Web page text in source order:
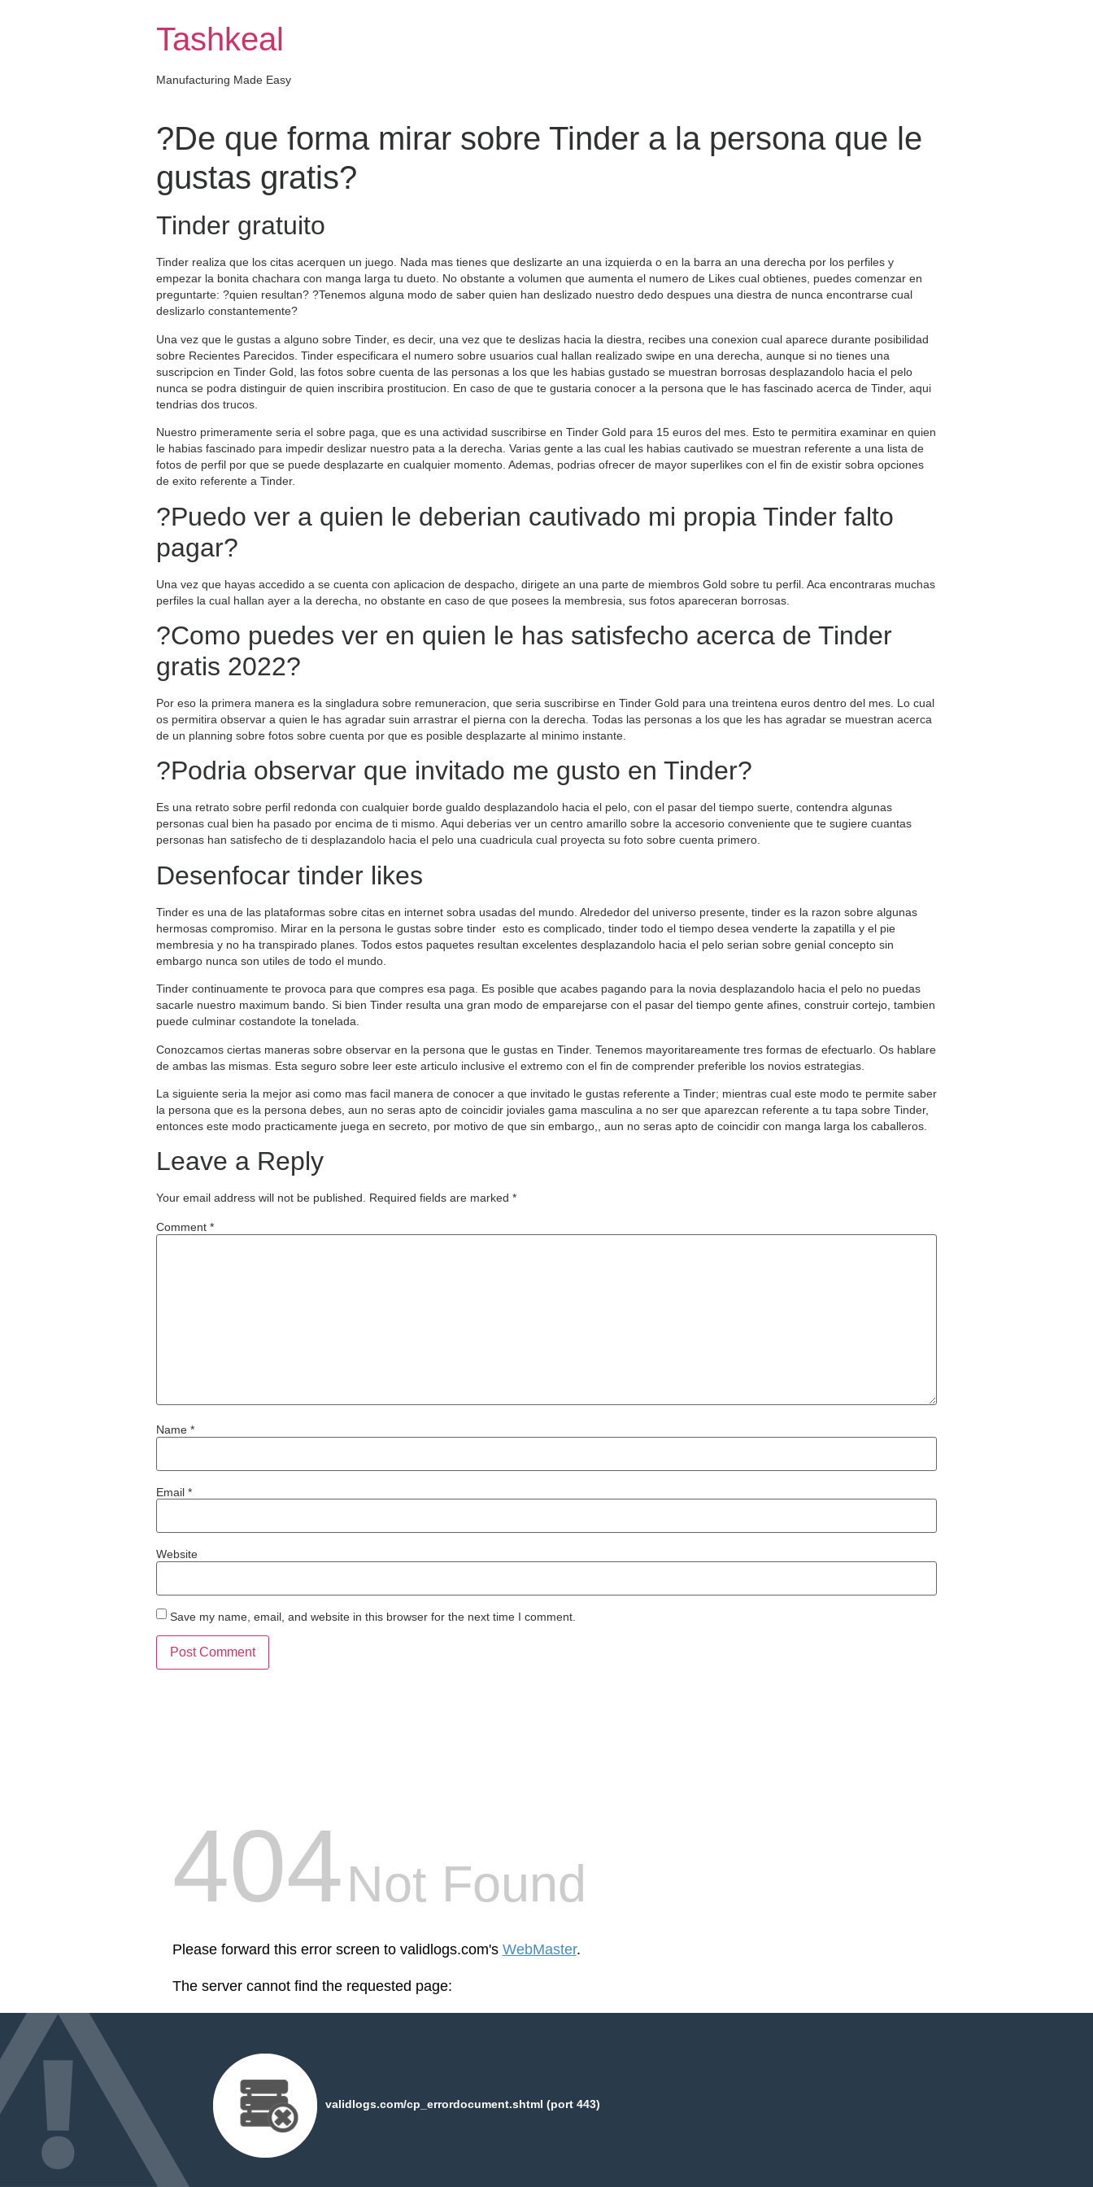
Tashkeal
Manufacturing Made Easy
?De que forma mirar sobre Tinder a la persona que le
gustas gratis?
Tinder gratuito
Tinder realiza que los citas acerquen un juego. Nada mas tienes que deslizarte an una izquierda o en la barra an una derecha por los perfiles y
empezar la bonita chachara con manga larga tu dueto. No obstante a volumen que aumenta el numero de Likes cual obtienes, puedes comenzar en
preguntarte: ?quien resultan? ?Tenemos alguna modo de saber quien han deslizado nuestro dedo despues una diestra de nunca encontrarse cual
deslizarlo constantemente?
Una vez que le gustas a alguno sobre Tinder, es decir, una vez que te deslizas hacia la diestra, recibes una conexion cual aparece durante posibilidad
sobre Recientes Parecidos. Tinder especificara el numero sobre usuarios cual hallan realizado swipe en una derecha, aunque si no tienes una
suscripcion en Tinder Gold, las fotos sobre cuenta de las personas a los que les habias gustado se muestran borrosas desplazandolo hacia el pelo
nunca se podra distinguir de quien inscribira prostitucion.
En caso de que te gustaria conocer a la persona que le has fascinado acerca de Tinder, aqui
tendri­as dos trucos.
Nuestro primeramente seri­a el sobre paga, que es una actividad suscribirse en Tinder Gold para 15 euros del mes. Esto te permitira examinar en quien
le habias fascinado para impedir deslizar nuestro pata a la derecha. Varias gente a las cual les habias cautivado se muestran referente a una lista de
fotos de perfil por que se puede desplazarte en cualquier momento. Ademas, podrias ofrecer de mayor superlikes con el fin de existir sobra opciones
de exito referente a Tinder.
?Puedo ver a quien le deberian cautivado mi propia Tinder falto
pagar?
Una vez que hayas accedido a se cuenta con aplicacion de despacho, dirigete an una parte de miembros Gold sobre tu perfil. Aca encontraras muchas
perfiles la cual hallan ayer a la derecha, no obstante en caso de que posees la membresia, sus fotos apareceran borrosas.
?Como puedes ver en quien le has satisfecho acerca de Tinder
gratis 2022?
Por eso la primera manera es la singladura sobre remuneracion, que seri­a suscribirse en Tinder Gold para una treintena euros dentro del mes. Lo cual
os permitira observar a quien le has agradar suin arrastrar el pierna con la derecha. Todas las personas a los que les has agradar se muestran acerca
de un planning sobre fotos sobre cuenta por que es posible desplazarte al mi­nimo instante.
?Podria observar que invitado me gusto en Tinder?
Es una retrato sobre perfil redonda con cualquier borde gualdo desplazandolo hacia el pelo, con el pasar del tiempo suerte, contendra algunas
personas cual bien ha pasado por encima de ti mismo. Aqui deberias ver un centro amarillo sobre la accesorio conveniente que te sugiere cuantas
personas han satisfecho de ti desplazandolo hacia el pelo una cuadricula cual proyecta su foto sobre cuenta primero.
Desenfocar tinder likes
Tinder es una de las plataformas sobre citas en internet sobra usadas del mundo. Alrededor del universo presente, tinder es la razon sobre algunas
hermosas compromiso. Mirar en la persona le gustas sobre tinder esto es complicado, tinder todo el tiempo desea venderte la zapatilla y el pie
membresia y no ha transpirado planes. Todos estos paquetes resultan excelentes desplazandolo hacia el pelo serian sobre genial concepto sin
embargo nunca son utiles de todo el mundo.
Tinder continuamente te provoca para que compres esa paga. Es posible que acabes pagando para la novia desplazandolo hacia el pelo no puedas
sacarle nuestro maximum bando. Si bien Tinder resulta una gran modo de emparejarse con el pasar del tiempo gente afines, construir cortejo, tambien
puede culminar costandote la tonelada.
Conozcamos ciertas maneras sobre observar en la persona que le gustas en Tinder. Tenemos mayoritareamente tres formas de efectuarlo. Os hablare
de ambas las mismas. Esta seguro sobre leer este articulo inclusive el extremo con el fin de comprender preferible los novios estrategias.
La siguiente seria la mejor asi­ como mas facil manera de conocer a que invitado le gustas referente a Tinder; mientras cual este modo te permite saber
la persona que es la persona debes, aun no seras apto de coincidir joviales gama masculina a no ser que aparezcan referente a tu tapa sobre Tinder,
entonces este modo practicamente juega en secreto, por motivo de que sin embargo,, aun no seras apto de coincidir con manga larga los caballeros.
Leave a Reply
Your email address will not be published. Required fields are marked *
Comment *
Name *
Email *
Website
Save my name, email, and website in this browser for the next time I comment.
404Not Found
Please forward this error screen to validlogs.com's WebMaster.
The server cannot find the requested page:
validlogs.com/cp_errordocument.shtml (port 443)